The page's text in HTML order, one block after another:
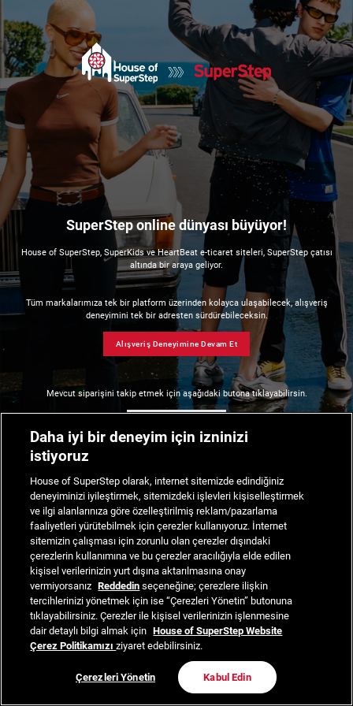
SuperStep online dünyası büyüyor!
House of SuperStep, SuperKids ve HeartBeat e-ticaret siteleri, SuperStep çatısı
altında bir araya geliyor.
Tüm markalarımıza tek bir platform üzerinden kolayca ulaşabilecek, alışveriş
deneyimini tek bir adresten sürdürebileceksin.
Alışveriş Deneyimine Devam Et
Mevcut siparişini takip etmek için aşağıdaki butona tıklayabilirsin.
Daha iyi bir deneyim için izninizi
istiyoruz
House of SuperStep olarak, internet sitemizde edindiğiniz
deneyiminizi iyileştirmek, sitemizdeki işlevleri kişiselleştirmek
ve ilgi alanlarınıza göre özelleştirilmiş reklam/pazarlama
faaliyetleri yürütebilmek için çerezler kullanıyoruz. İnternet
sitemizin çalışması için zorunlu olan çerezler dışındaki
çerezlerin kullanımına ve bu çerezler aracılığıyla elde edilen
kişisel verilerinizin yurt dışına aktarılmasına onay
vermiyorsanız Reddedin seçeneğine; çerezlere ilişkin
tercihlerinizi yönetmek için ise “Çerezleri Yönetin” butonuna
tıklayabilirsiniz. Çerezler ile kişisel verilerinizin işlenmesine
dair detaylı bilgi almak için House of SuperStep Website
Çerez Politikamızıziyaret edebilirsiniz.
Çerezleri Yönetin Kabul Edin